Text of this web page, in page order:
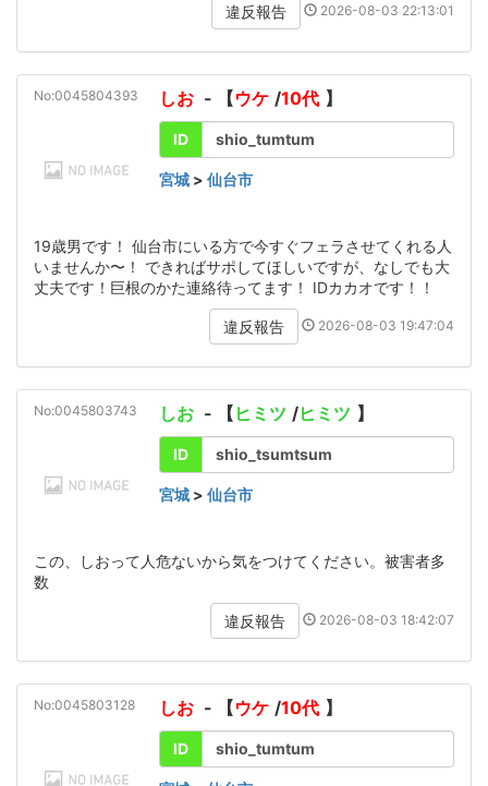
違反報告 2026-08-03 22:13:01
No:0045804393 しお - 【ウケ /10代 】
ID shio_tumtum
宮城 > 仙台市
19歳男です！ 仙台市にいる方で今すぐフェラさせてくれる人
いませんか〜！ できればサポしてほしいですが、なしでも大
丈夫です！巨根のかた連絡待ってます！ IDカカオです！！
違反報告 2026-08-03 19:47:04
No:0045803743 しお - 【 ヒミツ /ヒミツ 】
ID shio_tsumtsum
宮城 > 仙台市
この、しおって人危ないから気をつけてください。被害者多
数
違反報告 2026-08-03 18:42:07
No:0045803128 しお - 【ウケ /10代 】
ID shio_tumtum